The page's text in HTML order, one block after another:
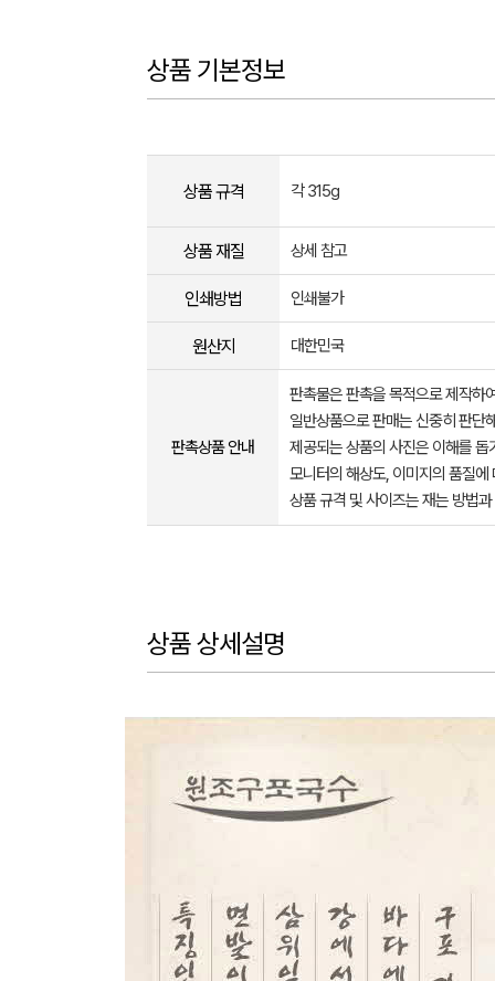
상품 기본정보
상품 규격 각 315g
상품 재질 상세 참고
인쇄방법 인쇄불가
원산지 대한민국
판촉상품 안내
판촉물은 판촉을 목적으로 제작하
일반상품으로 판매는 신중히 판단
제공되는 상품의 사진은 이해를
모니터의 해상도, 이미지의 품질
상품 규격 및 사이즈는 재는 방법
상품 상세설명